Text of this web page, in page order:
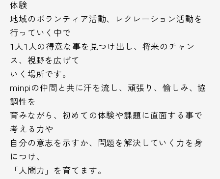
体験
地域のボランティア活動、レクレーション活動を
行っていく中で
1人1人の得意な事を見つけ出し、将来のチャン
ス、視野を広げて
いく場所です。
minpiの仲間と共に汗を流し、頑張り、愉しみ、協
調性を
育みながら、初めての体験や課題に直面する事で
考える力や
自分の意志を示すか、問題を解決していく力を身
につけ、
「人間力」を育てます。